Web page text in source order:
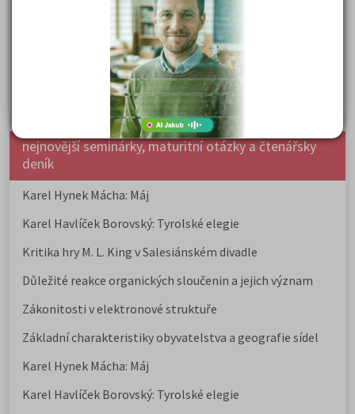
Prestiž a vnímání oborů ve společnosti
Rozcestník po maturitě: VŠ, VOŠ, práce, gap year i další
Jak se dostat na nejžádanější obory vysokých škol
nejnovější seminárky, maturitní otázky a čtenářsky
deník
Karel Hynek Mácha: Máj
Karel Havlíček Borovský: Tyrolské elegie
Kritika hry M. L. King v Salesiánském divadle
Důležité reakce organických sloučenin a jejich význam
Zákonitosti v elektronové struktuře
Základní charakteristiky obyvatelstva a geografie sídel
Karel Hynek Mácha: Máj
Karel Havlíček Borovský: Tyrolské elegie